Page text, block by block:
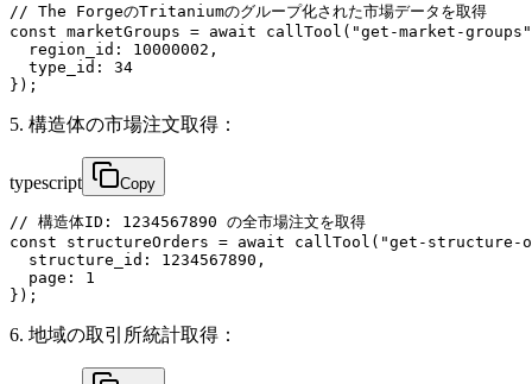
// The ForgeのTritaniumのグループ化された市場データを取得
const marketGroups = await callTool("get-market-
  region_id: 10000002,
  type_id: 34
});
5. 構造体の市場注文取得：
typescript Copy
// 構造体ID: 1234567890 の全市場注文を取得
const structureOrders = await callTool("get-
  structure_id: 1234567890,
  page: 1
});
6. 地域の取引所統計取得：